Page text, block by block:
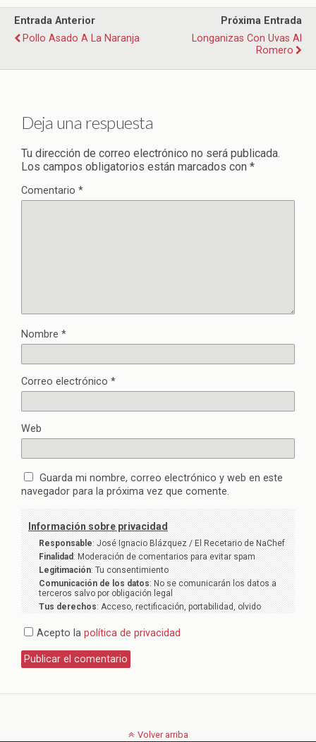
Entrada Anterior
Pollo Asado A La Naranja
Próxima Entrada
Longanizas Con Uvas Al
Romero
Deja una respuesta
Tu dirección de correo electrónico no será publicada.
Los campos obligatorios están marcados con *
Comentario *
Nombre *
Correo electrónico *
Web
Guarda mi nombre, correo electrónico y web en este
navegador para la próxima vez que comente.
Información sobre privacidad
Responsable: José Ignacio Blázquez / El Recetario de NaChef
Finalidad: Moderación de comentarios para evitar spam
Legitimación: Tu consentimiento
Comunicación de los datos: No se comunicarán los datos a
terceros salvo por obligación legal
Tus derechos: Acceso, rectificación, portabilidad, olvido
Acepto la política de privacidad
Volver arriba